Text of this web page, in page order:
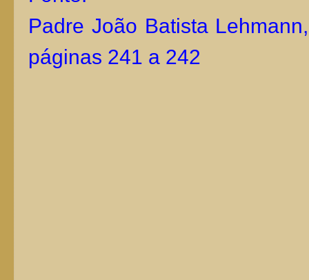
Padre João Batista
páginas 241 a 242